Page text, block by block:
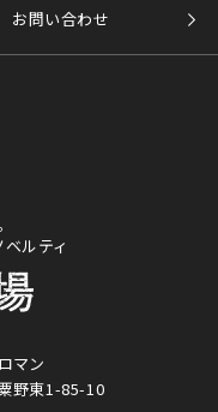
お問い合わせ
ルティ
マン
野東1-85-10